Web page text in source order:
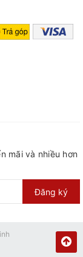
mãi và nhiều hơn
Đăng ký